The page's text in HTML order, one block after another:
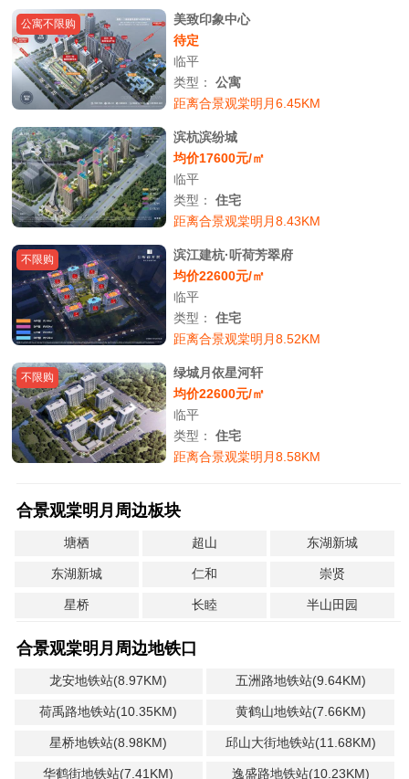
公寓不限购
美致印象中心
待定
临平
类型：公寓
距离合景观棠明月6.45KM
滨杭滨纷城
均价17600元/㎡
临平
类型：住宅
距离合景观棠明月8.43KM
不限购
滨江建杭·听荷芳翠府
均价22600元/㎡
临平
类型：住宅
距离合景观棠明月8.52KM
不限购
绿城月依星河轩
均价22600元/㎡
临平
类型：住宅
距离合景观棠明月8.58KM
合景观棠明月周边板块
塘栖 超山 东湖新城
东湖新城 仁和 崇贤
星桥 长睦 半山田园
合景观棠明月周边地铁口
龙安地铁站(8.97KM) 五洲路地铁站(9.64KM)
荷禹路地铁站(10.35KM) 黄鹤山地铁站(7.66KM)
星桥地铁站(8.98KM) 邱山大街地铁站(11.68KM)
华鹤街地铁站(7.41KM) 逸盛路地铁站(10.23KM)